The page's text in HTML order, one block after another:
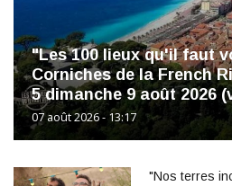
"Les 100 lieux qu'il faut
Corniches de la French
5 dimanche 9 août 2026
07 août 2026 - 13:17
"Nos terres